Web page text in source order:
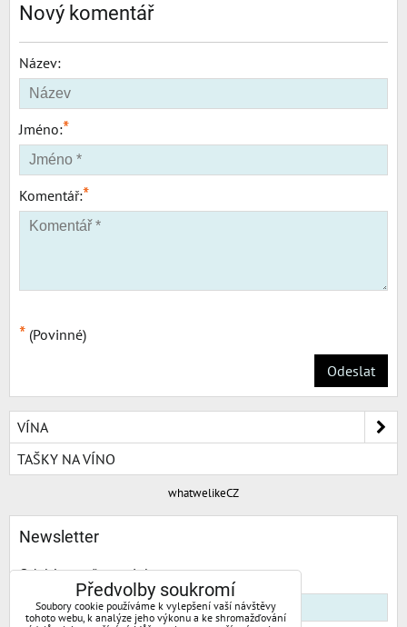
Nový komentář
Název:
Jméno:*
Komentář:*
* (Povinné)
Odeslat
VÍNA
TAŠKY NA VÍNO
whatwelikeCZ
Newsletter
Odebírat naše novinky:
Předvolby soukromí
Soubory cookie používáme k vylepšení vaší návštěvy
tohoto webu, k analýze jeho výkonu a ke shromažďování